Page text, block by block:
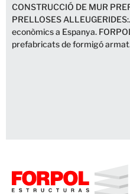
CONSTRUCCIÓ DE MUR
PRELLOSES
econòmics a Espanya.
prefabricats de formigó